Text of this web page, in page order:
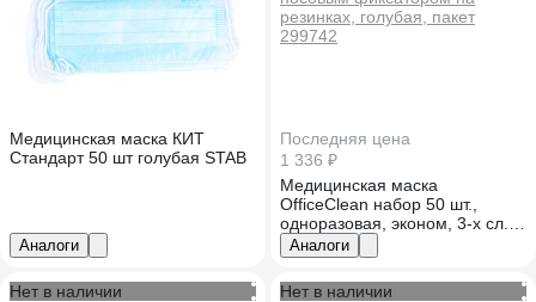
Медицинская маска КИТ
Стандарт 50 шт голубая STAB
Аналоги
Последняя цена
1 336 ₽
Медицинская маска
OfficeClean набор 50 шт.,
одноразовая, эконом, 3-х сл. с
носовым фиксатором на
резинках, голубая, пакет
299742
Аналоги
Нет в наличии Нет в наличии